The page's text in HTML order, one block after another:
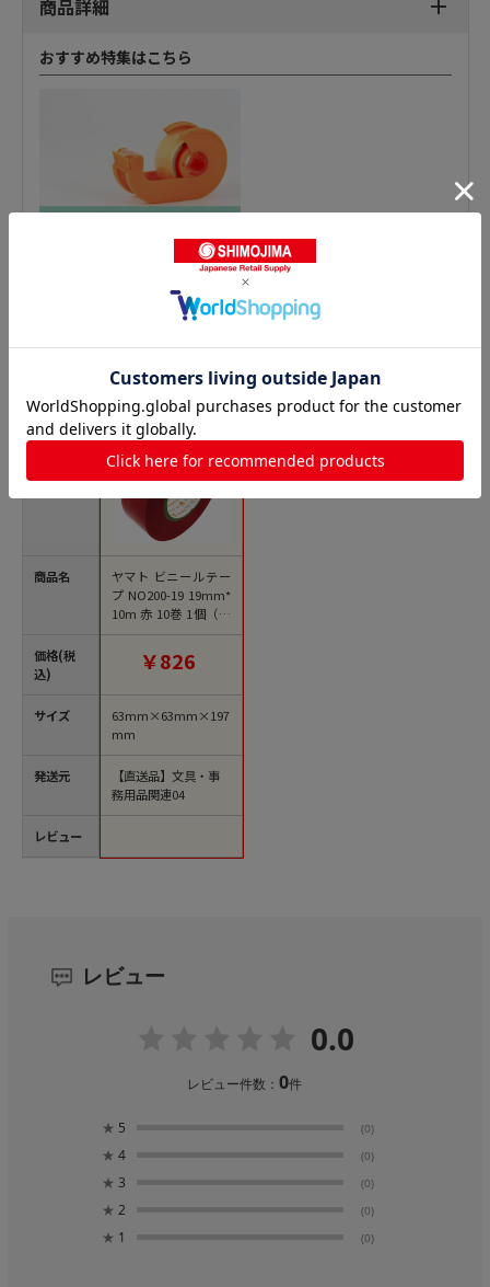
商品詳細
おすすめ特集はこちら
ビニールテープの人気商品との比較
商品名
価格(税
込)
サイズ
発送元
レビュー
ヤマト ビニールテー
プ NO200-19 19mm*
10m 赤 10巻 1個（ご
注文単位1個）【直送
￥826
63mm×63mm×197
mm
【直送品】文具・事
務用品関連04
レビュー
0.0
レビュー件数：0件
★ 5 (0)
★ 4 (0)
★ 3 (0)
★ 2 (0)
★ 1 (0)